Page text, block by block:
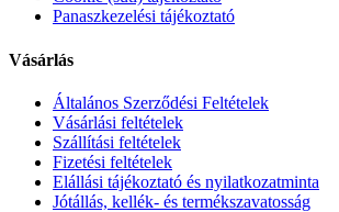
Panaszkezelési tájékoztató
Vásárlás
Általános Szerződési Feltételek
Vásárlási feltételek
Szállítási feltételek
Fizetési feltételek
Elállási tájékoztató és nyilatkozatminta
Jótállás, kellék- és termékszavatosság